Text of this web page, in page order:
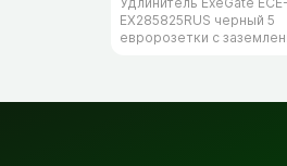
EX285825RUS черный 5
евророзетки с